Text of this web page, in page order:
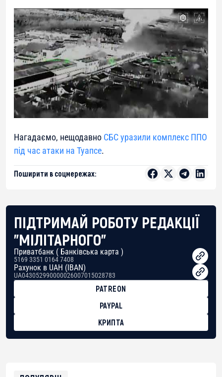
Нагадаємо, нещодавно СБС уразили комплекс ППО
під час атаки на Туапсе.
Поширити в соцмережах:
ПІДТРИМАЙ РОБОТУ РЕДАКЦІЇ
"МІЛІТАРНОГО"
Приватбанк ( Банківська карта )
5169 3351 0164 7408
Рахунок в UAH (IBAN)
UA043052990000026007015028783
PATREON
PAYPAL
КРИПТА
0xfD02863D3289416fcF50975c9DFda13623f97758